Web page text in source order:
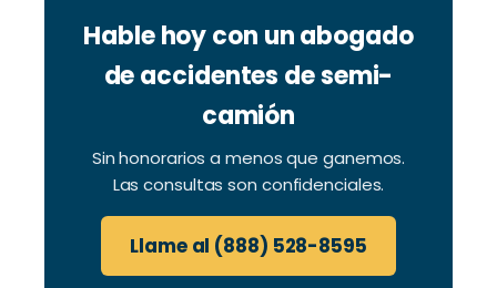
Hable hoy con un abogado
de accidentes de semi-
camión
Sin honorarios a menos que ganemos.
Las consultas son confidenciales.
Llame al (888) 528-8595